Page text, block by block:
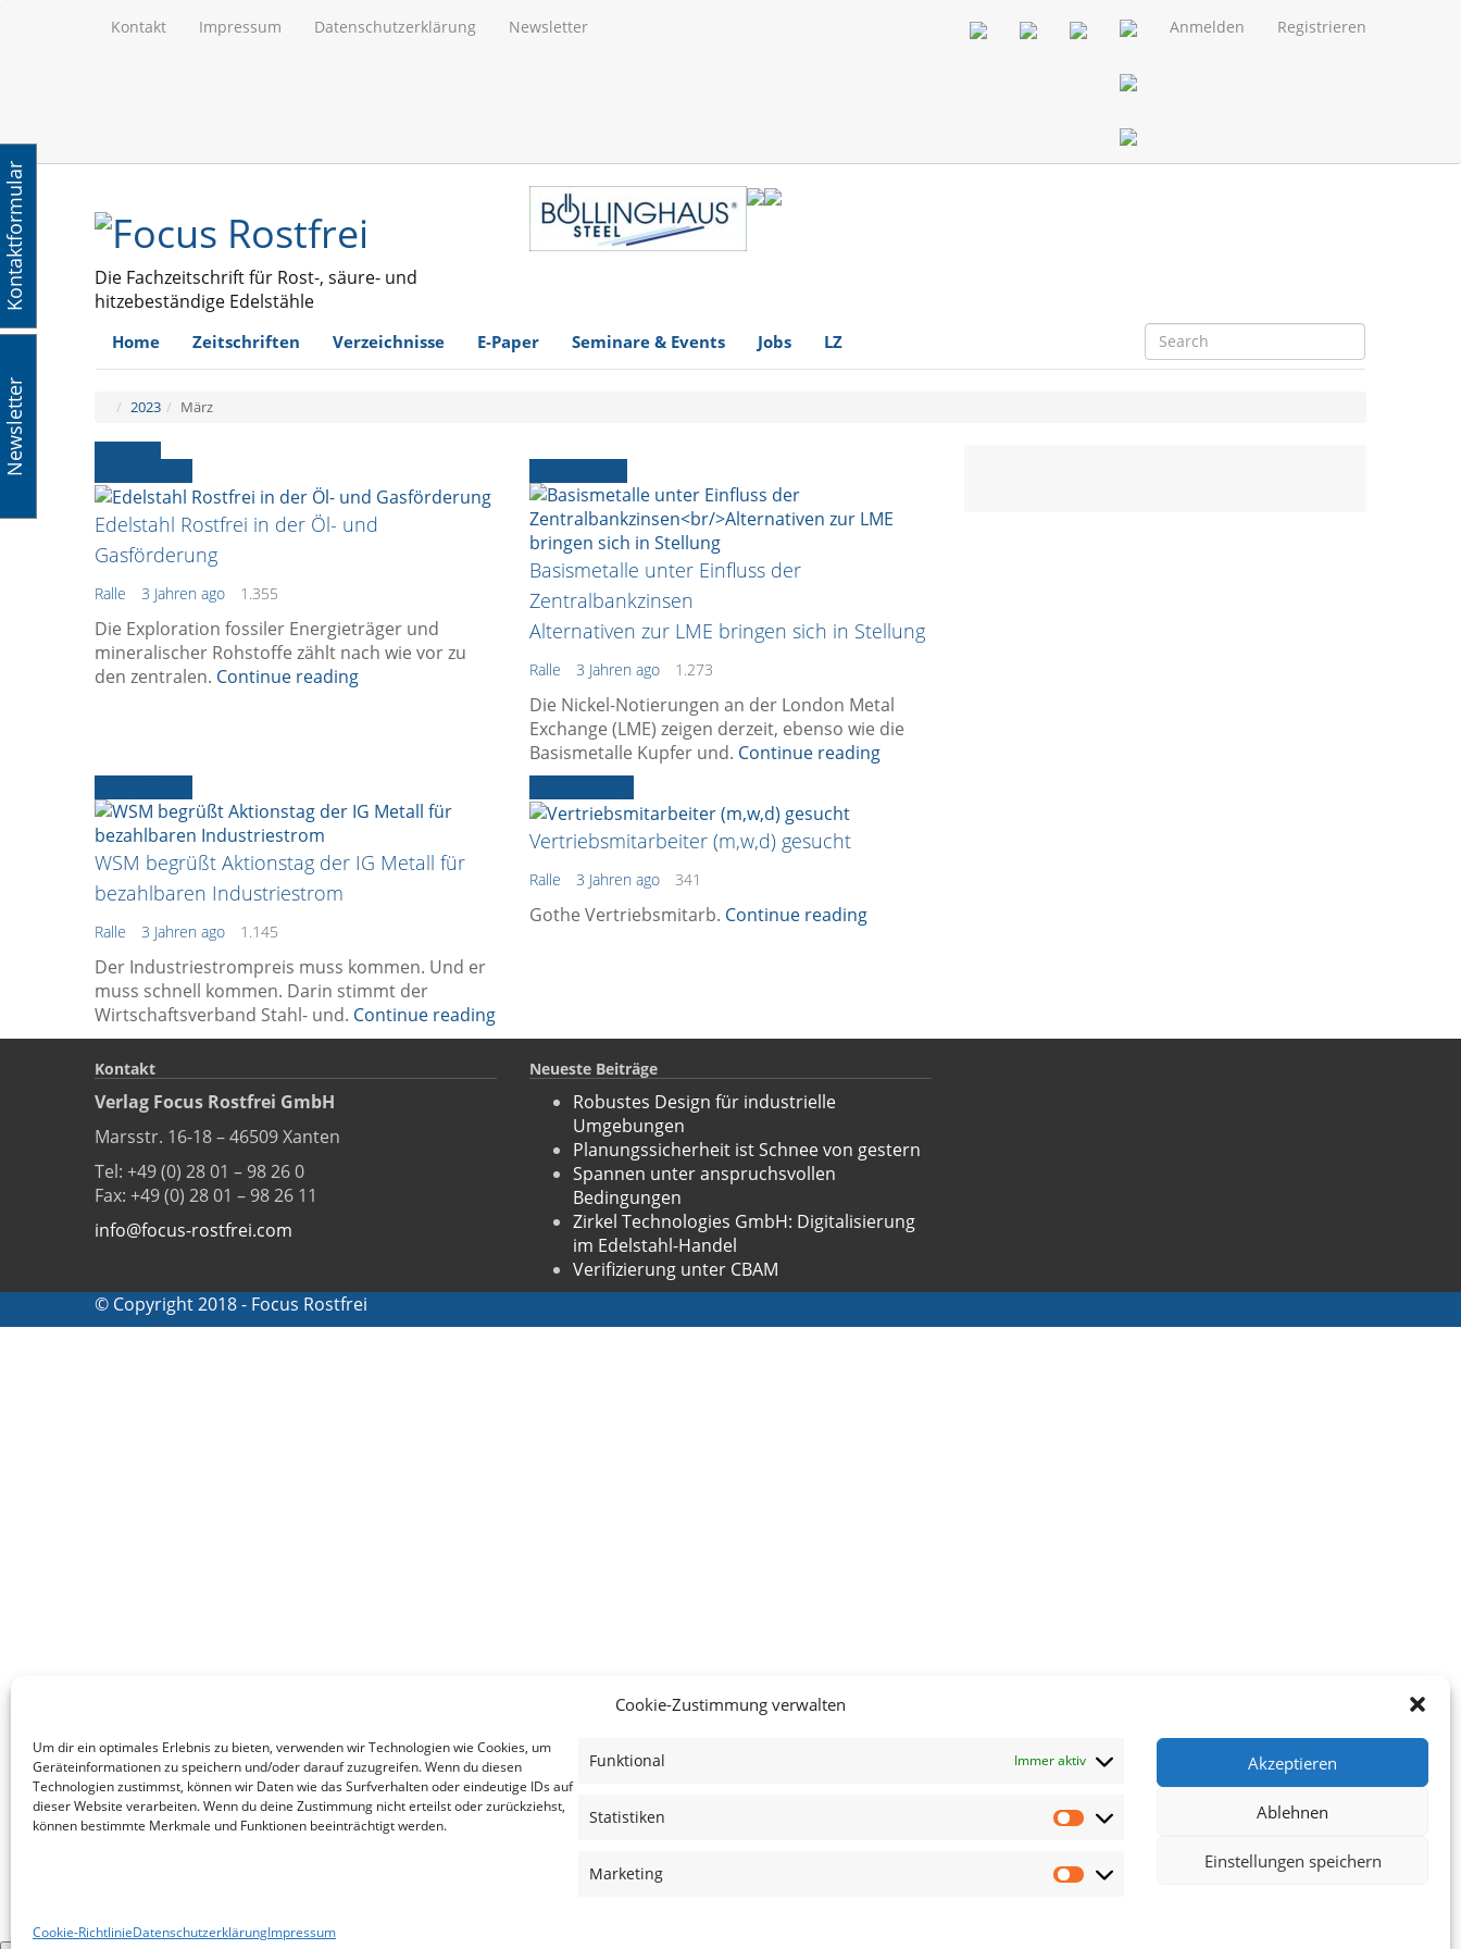
Cookie-Zustimmung verwalten
Um dir ein optimales Erlebnis zu bieten, verwenden wir Technologien wie Cookies, um
Geräteinformationen zu speichern und/oder darauf zuzugreifen. Wenn du diesen
Technologien zustimmst, können wir Daten wie das Surfverhalten oder eindeutige IDs auf
dieser Website verarbeiten. Wenn du deine Zustimmung nicht erteilst oder zurückziehst,
können bestimmte Merkmale und Funktionen beeinträchtigt werden.
Funktional Immer aktiv
Statistiken Statistiken
Marketing Marketing
Akzeptieren
Ablehnen
Einstellungen speichern
Cookie-RichtlinieDatenschutzerklärungImpressum
Kontakt Impressum Datenschutzerklärung Newsletter Anmelden Registrieren
Die Fachzeitschrift für Rost-, säure- und
hitzebeständige Edelstähle
Home Zeitschriften Verzeichnisse E-Paper Seminare & Events Jobs LZ
2023 März
Edelstahl Rostfrei in der Öl- und
Gasförderung
Ralle 3 Jahren ago 1.355
Die Exploration fossiler Energieträger und
mineralischer Rohstoffe zählt nach wie vor zu
den zentralen. Continue reading
Basismetalle unter Einfluss der
Zentralbankzinsen
Alternativen zur LME bringen sich in Stellung
Ralle 3 Jahren ago 1.273
Die Nickel-Notierungen an der London Metal
Exchange (LME) zeigen derzeit, ebenso wie die
Basismetalle Kupfer und. Continue reading
WSM begrüßt Aktionstag der IG Metall für
bezahlbaren Industriestrom
Ralle 3 Jahren ago 1.145
Der Industriestrompreis muss kommen. Und er
muss schnell kommen. Darin stimmt der
Wirtschaftsverband Stahl- und. Continue reading
Vertriebsmitarbeiter (m,w,d) gesucht
Ralle 3 Jahren ago 341
Gothe Vertriebsmitarb. Continue reading
Kontakt
Verlag Focus Rostfrei GmbH
Marsstr. 16-18 – 46509 Xanten
Tel: +49 (0) 28 01 – 98 26 0
Fax: +49 (0) 28 01 – 98 26 11
info@focus-rostfrei.com
Neueste Beiträge
Robustes Design für industrielle
Umgebungen
Planungssicherheit ist Schnee von gestern
Spannen unter anspruchsvollen
Bedingungen
Zirkel Technologies GmbH: Digitalisierung
im Edelstahl-Handel
Verifizierung unter CBAM
© Copyright 2018 - Focus Rostfrei
Newsletter
Kontaktformular